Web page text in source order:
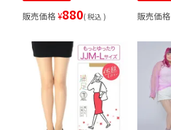
販売価格 ¥880 税込 販売価格